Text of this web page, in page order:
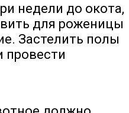
недели до окота,
для роженицы
Застелить полы
провести